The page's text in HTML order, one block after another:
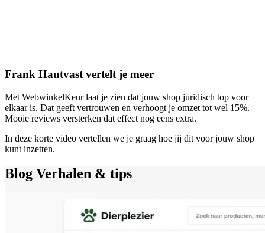
Frank Hautvast vertelt je meer
Met WebwinkelKeur laat je zien dat jouw shop juridisch top voor
elkaar is. Dat geeft vertrouwen en verhoogt je omzet tot wel 15%.
Mooie reviews versterken dat effect nog eens extra.
In deze korte video vertellen we je graag hoe jij dit voor jouw shop
kunt inzetten.
Blog Verhalen & tips